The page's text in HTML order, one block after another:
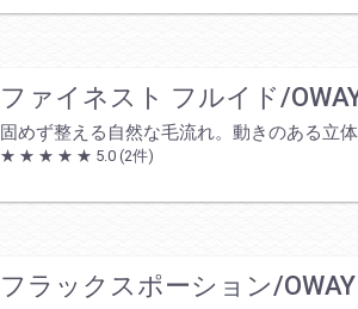
ファイネスト フルイド/
固めず整える自然な毛流れ。動きのある立
★ ★ ★ ★ ★ 5.0 (2件)
フラックスポーション/OWAY